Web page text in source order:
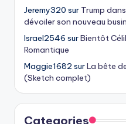
Jeremy320 sur Trump
dévoiler son nouveau
Israel2546 surBientôt
Romantique
Maggie1682 surLa bête
(Sketch complet)
Categories